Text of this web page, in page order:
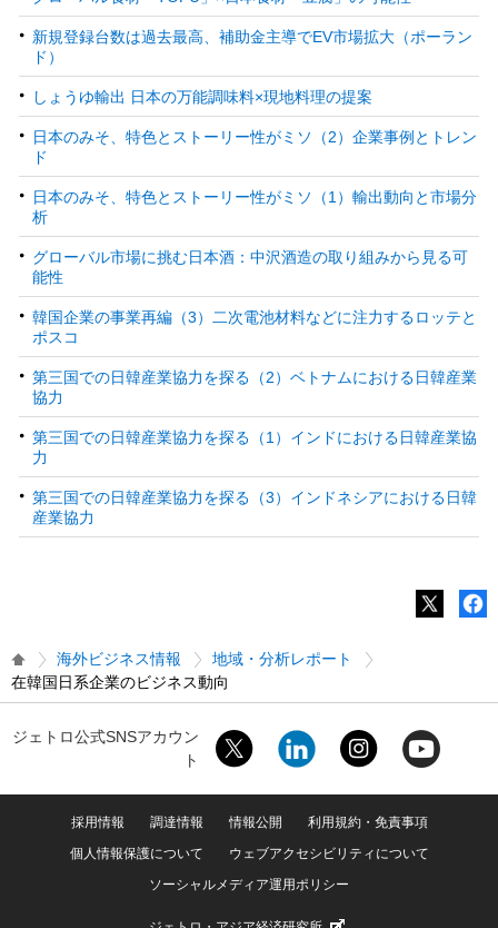
新規登録台数は過去最高、補助金主導でEV市場拡大（ポーラン
ド）
しょうゆ輸出 日本の万能調味料×現地料理の提案
日本のみそ、特色とストーリー性がミソ（2）企業事例とトレン
ド
日本のみそ、特色とストーリー性がミソ（1）輸出動向と市場分
析
グローバル市場に挑む日本酒：中沢酒造の取り組みから見る可
能性
韓国企業の事業再編（3）二次電池材料などに注力するロッテと
ポスコ
第三国での日韓産業協力を探る（2）ベトナムにおける日韓産業
協力
第三国での日韓産業協力を探る（1）インドにおける日韓産業協
力
第三国での日韓産業協力を探る（3）インドネシアにおける日韓
産業協力
海外ビジネス情報
地域・分析レポート
在韓国日系企業のビジネス動向
ジェトロ公式SNSアカウン
ト
採用情報 調達情報 情報公開
利用規約・免責事項
個人情報保護について
ウェブアクセシビリティについて
ソーシャルメディア運用ポリシー